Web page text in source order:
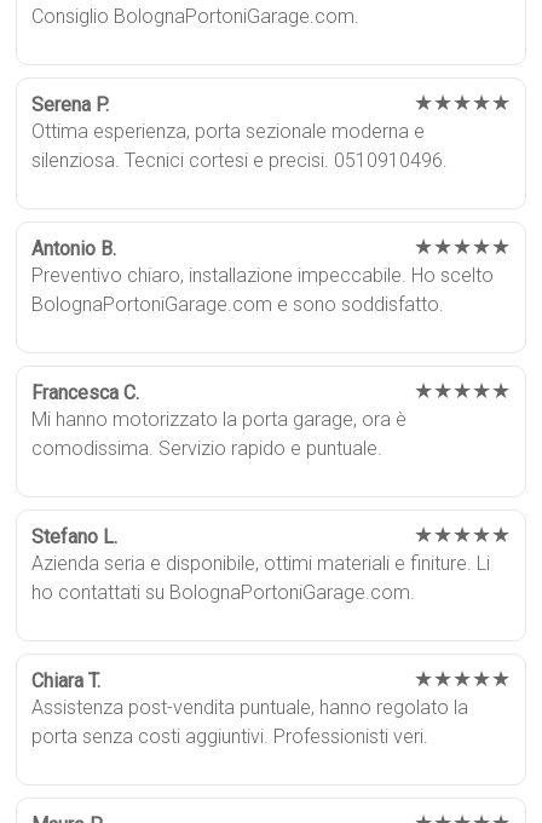
Consiglio BolognaPortoniGarage.com.
Serena P. ★★★★★
Ottima esperienza, porta sezionale moderna e
silenziosa. Tecnici cortesi e precisi. 0510910496.
Antonio B. ★★★★★
Preventivo chiaro, installazione impeccabile. Ho scelto
BolognaPortoniGarage.com e sono soddisfatto.
Francesca C. ★★★★★
Mi hanno motorizzato la porta garage, ora è
comodissima. Servizio rapido e puntuale.
Stefano L. ★★★★★
Azienda seria e disponibile, ottimi materiali e finiture. Li
ho contattati su BolognaPortoniGarage.com.
Chiara T. ★★★★★
Assistenza post-vendita puntuale, hanno regolato la
porta senza costi aggiuntivi. Professionisti veri.